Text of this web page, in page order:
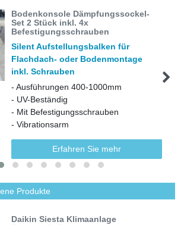
Bodenkonsole Dämpfungssockel-
Set 2 Stück inkl. 4x
Befestigungsschrauben
Silent Aufstellungsbalken für
Flachdach- oder Bodenmontage
inkl. Schrauben
- Ausführungen 400-1000mm
- UV-Beständig
- Mit Befestigungsschrauben
- Vibrationsarm
Erfahren Sie mehr
Produkte
Daikin Siesta Klimaanlage